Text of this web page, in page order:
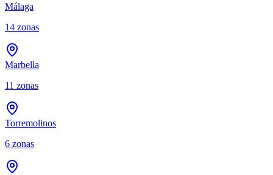
Málaga
14 zonas
Marbella
11 zonas
Torremolinos
6 zonas